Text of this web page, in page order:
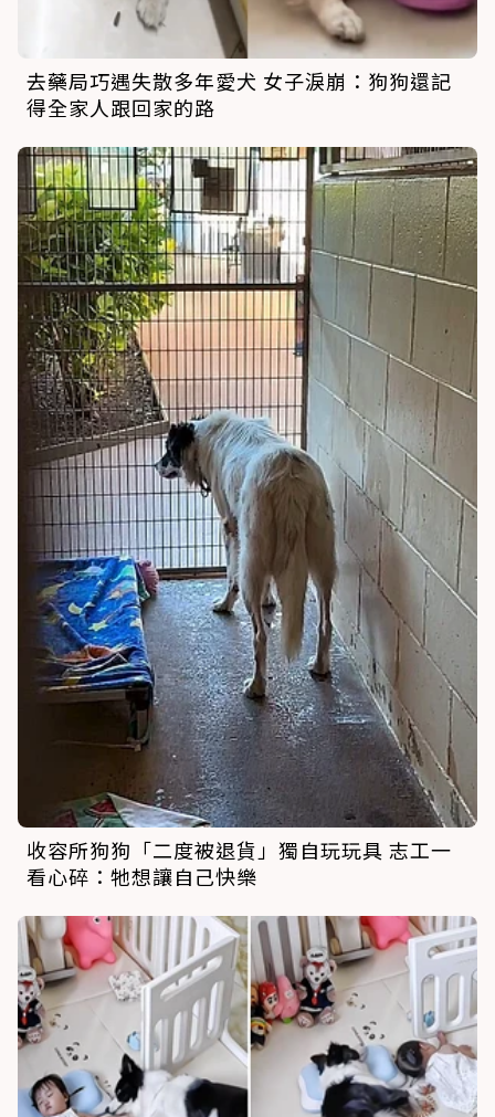
去藥局巧遇失散多年愛犬 女子淚崩：狗狗還記
得全家人跟回家的路
收容所狗狗「二度被退貨」獨自玩玩具 志工一
看心碎：牠想讓自己快樂